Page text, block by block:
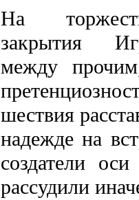
На
закрытия
между
шествия
надежде на
создатели
рассудили